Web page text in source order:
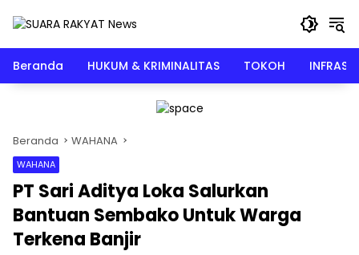
Beranda
HUKUM & KRIMINALITAS TOKOH
Beranda WAHANA
WAHANA
PT Sari Aditya Loka Salurkan
Bantuan Sembako Untuk Warga
Terkena Banjir